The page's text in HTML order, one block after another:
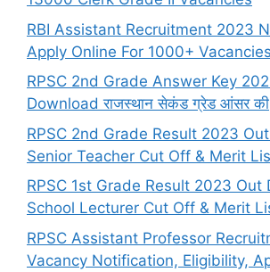
RBI Assistant Recruitment 2023
Apply Online For 1000+
RPSC 2nd Grade Answer Key
Download राजस्थान सेकंड ग्रेड आंसर की
RPSC 2nd Grade Result 2023
Senior Teacher Cut Off & Merit
RPSC 1st Grade Result 2023 Out
School Lecturer Cut Off & Merit
RPSC Assistant Professor
Vacancy Notification, Eligibility,